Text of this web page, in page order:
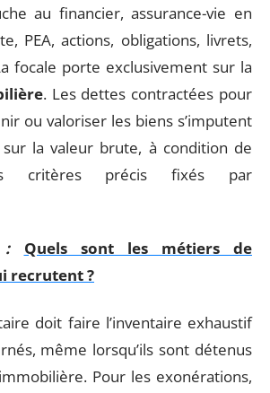
au financier, assurance-vie en
PEA, actions, obligations, livrets,
focale porte exclusivement sur la
. Les dettes contractées pour
ou valoriser les biens s’imputent
la valeur brute, à condition de
critères précis fixés par
:
Quels sont les métiers de
recrutent ?
doit faire l’inventaire exhaustif
même lorsqu’ils sont détenus
Pour les exonérations,